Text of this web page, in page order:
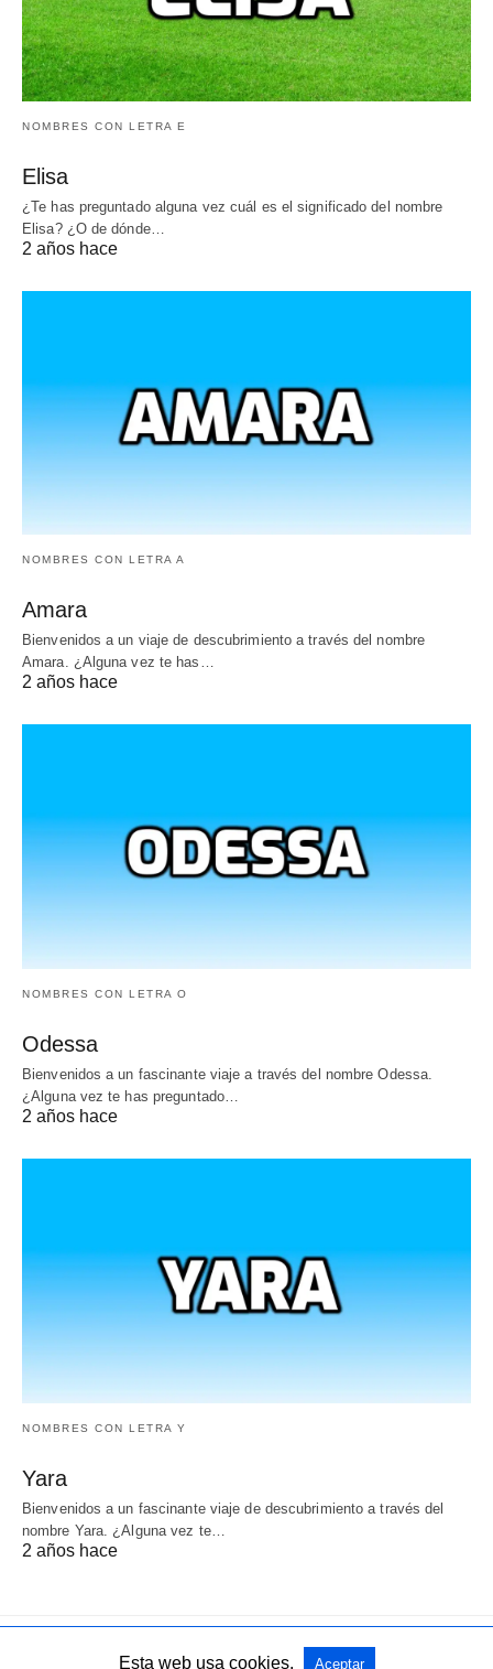
NOMBRES CON LETRA E
Elisa
¿Te has preguntado alguna vez cuál es el significado del nombre
Elisa? ¿O de dónde…
2 años hace
NOMBRES CON LETRA A
Amara
Bienvenidos a un viaje de descubrimiento a través del nombre
Amara. ¿Alguna vez te has…
2 años hace
NOMBRES CON LETRA O
Odessa
Bienvenidos a un fascinante viaje a través del nombre Odessa.
¿Alguna vez te has preguntado…
2 años hace
NOMBRES CON LETRA Y
Yara
Bienvenidos a un fascinante viaje de descubrimiento a través del
nombre Yara. ¿Alguna vez te…
2 años hace
Todos los derechos reservados
Esta web usa cookies. Aceptar